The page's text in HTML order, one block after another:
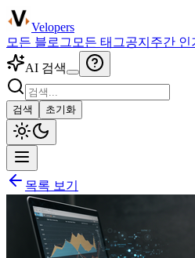
Velopers
모든 블로그 모든 태그공지 주간 인
AI 검색
검색 초기화
목록 보기